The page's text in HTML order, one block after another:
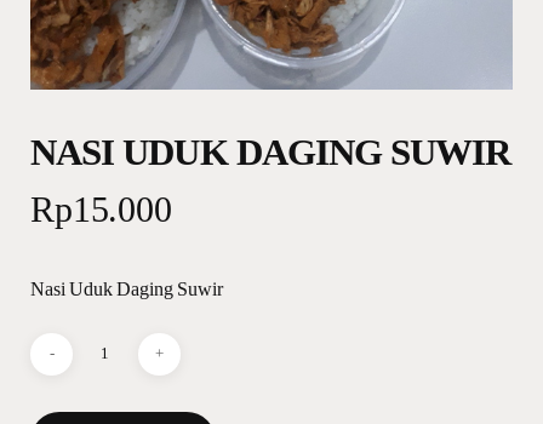
NASI UDUK DAGING SUWIR
Rp15.000
Nasi Uduk Daging Suwir